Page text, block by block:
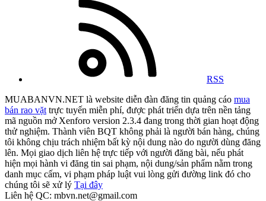
RSS
MUABANVN.NET là website diễn đàn đăng tin quảng cáo mua
bán rao vặt trực tuyến miễn phí, được phát triển dựa trên nền tảng
mã nguồn mở Xenforo version 2.3.4 đang trong thời gian hoạt động
thử nghiệm. Thành viên BQT không phải là người bán hàng, chúng
tôi không chịu trách nhiệm bất kỳ nội dung nào do người dùng đăng
lên. Mọi giao dịch liên hệ trực tiếp với người đăng bài, nếu phát
hiện mọi hành vi đăng tin sai phạm, nội dung/sản phẩm nằm trong
danh mục cấm, vi phạm pháp luật vui lòng gửi đường link đó cho
chúng tôi sẽ xử lý Tại đây
Liên hệ QC: mbvn.net@gmail.com